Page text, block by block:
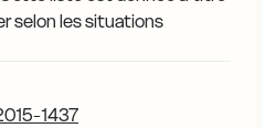
selon les situations
1437